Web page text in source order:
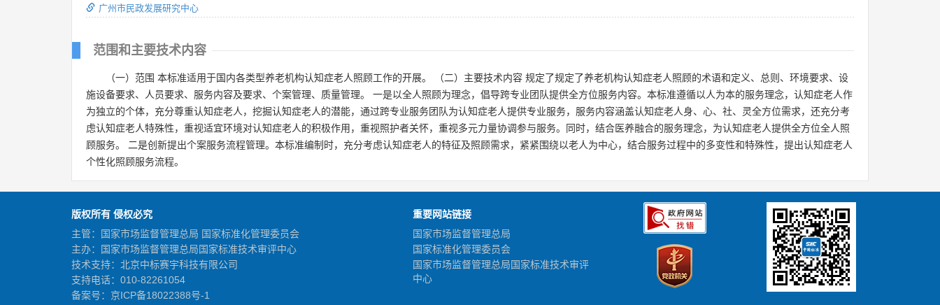
广州市民政发展研究中心
范围和主要技术内容
（一）范围 本标准适用于国内各类型养老机构认知症老人照顾工作的开展。 （二）主要技术内容 规定了规定了养老机构认知症老人照顾的术语和定义、总则、环境要求、设
施设备要求、人员要求、服务内容及要求、个案管理、质量管理。 一是以全人照顾为理念，倡导跨专业团队提供全方位服务内容。本标准遵循以人为本的服务理念，认知症老人作
为独立的个体，充分尊重认知症老人，挖掘认知症老人的潜能，通过跨专业服务团队为认知症老人提供专业服务，服务内容涵盖认知症老人身、心、社、灵全方位需求，还充分考
虑认知症老人特殊性，重视适宜环境对认知症老人的积极作用，重视照护者关怀，重视多元力量协调参与服务。同时，结合医养融合的服务理念，为认知症老人提供全方位全人照
顾服务。 二是创新提出个案服务流程管理。本标准编制时，充分考虑认知症老人的特征及照顾需求，紧紧围绕以老人为中心，结合服务过程中的多变性和特殊性，提出认知症老人
个性化照顾服务流程。
版权所有 侵权必究
主管：国家市场监督管理总局 国家标准化管理委员会
主办：国家市场监督管理总局国家标准技术审评中心
技术支持：北京中标赛宇科技有限公司
支持电话：010-82261054
备案号： 京ICP备18022388号-1
重要网站链接
国家市场监督管理总局
国家标准化管理委员会
国家市场监督管理总局国家标准技术审评
中心